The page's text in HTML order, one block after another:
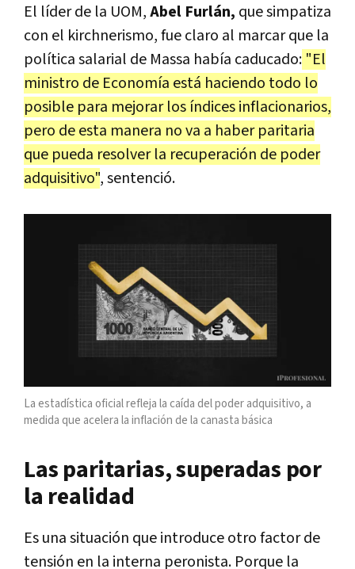
El líder de la UOM,Abel Furlán, que simpatiza
con el kirchnerismo, fue claro al marcar que la
política salarial de Massa había caducado: "El
ministro de Economía está haciendo todo lo
posible para mejorar los índices inflacionarios,
pero de esta manera no va a haber paritaria
que pueda resolver la recuperación de poder
adquisitivo", sentenció.
La estadística oficial refleja la caída del poder adquisitivo, a
medida que acelera la inflación de la canasta básica
Las paritarias, superadas por
la realidad
Es una situación que introduce otro factor de
tensión en la interna peronista. Porque la